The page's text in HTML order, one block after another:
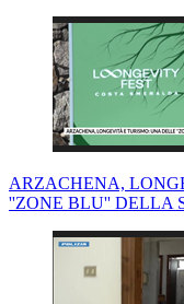
ARZACHENA,
''ZONE BLU'' DELLA